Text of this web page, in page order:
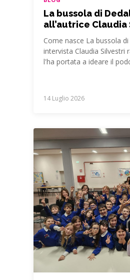
La bussola di
all’autrice Claudia
Come nasce La bussola
intervista Claudia Silvestri
l'ha portata a ideare il
14 Luglio 2026